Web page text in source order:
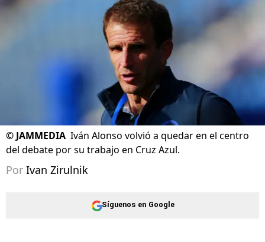
© JAMMEDIA Iván Alonso volvió a quedar en el centro
del debate por su trabajo en Cruz Azul.
Por Ivan Zirulnik
Síguenos en Google